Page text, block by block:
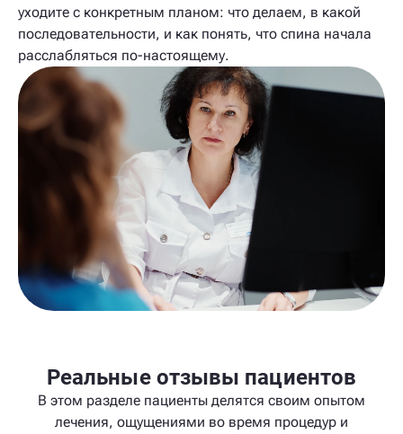
уходите с конкретным планом: что делаем, в какой
последовательности, и как понять, что спина начала
расслабляться по-настоящему.
Реальные отзывы пациентов
В этом разделе пациенты делятся своим опытом
лечения, ощущениями во время процедур и